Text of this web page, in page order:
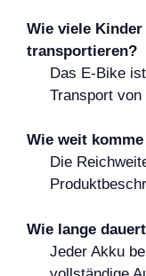
Wie viele
transportieren?
Das E-Bike
Transport
Wie weit
Die
Wie lange
Jeder Akku